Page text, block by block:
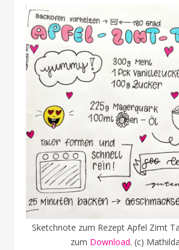
Sketchnote zum Rezept Apfel Zimt
zum Download. (c)